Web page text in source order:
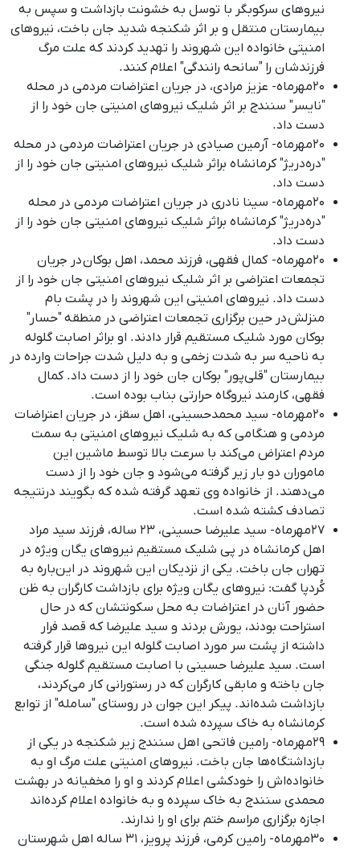
نیروهای سرکوبگر با توسل به خشونت بازداشت و سپس به
بیمارستان منتقل و بر اثر شکنجه شدید جان باخت، نیروهای
امنیتی خانواده این شهروند را تهدید کردند که علت مرگ
فرزندشان را "سانحه رانندگی" اعلام کنند.
۲۰مهرماه- عزیز مرادی، در جریان اعتراضات مردمی در محله
"نایسر" سنندج بر اثر شلیک نیروهای امنیتی جان خود را از
دست داد.
۲۰مهرماه- آرمین صیادی در جریان اعتراضات مردمی در محله
"دره‌‌دریژ" کرمانشاه براثر شلیک نیروهای امنیتی جان خود را از
دست داد.
۲۰مهرماه- سینا نادری در جریان اعتراضات مردمی در محله
"دره‌دریژ" کرمانشاه براثر شلیک نیروهای امنیتی جان خود را از
دست داد.
۲۰مهرماه- کمال فقهی، فرزند محمد، اهل بوکان در جریان
تجمعات اعتراضی بر اثر شلیک نیروهای امنیتی جان خود را از
دست داد. نیروهای امنیتی این شهروند را در پشت بام
منزلش در حین برگزاری تجمعات اعتراضی در منطقه "حسار"
بوکان مورد شلیک مستقیم قرار دادند. او براثر اصابت گلوله
به ناحیه سر به شدت زخمی و به دلیل شدت جراحات وارده در
بیمارستان "قلی‌پور" بوکان جان خود را از دست داد. کمال
فقهی، کارمند نیروگاه حرارتی بناب بوده است.
۲۰مهرماه- سید محمدحسینی، اهل سقز، در جریان اعتراضات
مردمی و هنگامی که به شلیک نیروهای امنیتی به سمت
مردم اعتراض می‌کند با سرعت بالا توسط ماشین این
ماموران دو بار زیر گرفته می‌شود و جان خود را از دست
می‌دهند. از خانواده وی تعهد گرفته شده که بگویند درنتیجه
تصادف کشته شده است.
۲۷مهرماه- سید علیرضا حسینی، ٢٣ سالە، فرزند سید مراد
اهل کرمانشاه در پی شلیک مستقیم نیروهای یگان ویژه در
تهران جان باخت. یکی از نزدیکان این شهروند در این‌باره به
کُردپا گفت: نیروهای یگان ویژه برای بازداشت کارگران به ظن
حضور آنان در اعتراضات به محل سکونتشان که در حال
استراحت بودند، یورش بردند و سید علیرضا که قصد فرار
داشته از پشت سر مورد اصابت گلوله این نیروها قرار گرفته
است. سید علیرضا حسینی با اصابت مستقیم گلوله جنگی
جان باخته و مابقی کارگران که در رستورانی کار می‌کردند،
بازداشت شده‌اند. پیکر این جوان در روستای "سامله" از توابع
کرمانشاه به خاک سپرده شده است.
۲۹مهرماه- رامین فاتحی اهل سنندج زیر شکنجه در یکی از
بازداشتگاه‌ها جان باخت. نیروهای امنیتی علت مرگ او به
خانواده‌اش را خودکشی اعلام کردند و او را مخفیانه در بهشت
محمدی سنندج به خاک سپرده و به خانواده اعلام کرده‌اند
اجازه برگزاری مراسم ختم برای او را ندارند.
۳۰مهرماه- رامین کرمی، فرزند پرویز، ٣١ سالە اهل شهرستان